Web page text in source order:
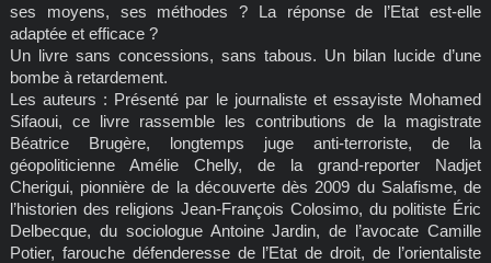
ses moyens, ses méthodes ? La réponse de l’Etat est-elle
adaptée et efficace ?
Un livre sans concessions, sans tabous. Un bilan lucide d’une
bombe à retardement.
Les auteurs : Présenté par le journaliste et essayiste Mohamed
Sifaoui, ce livre rassemble les contributions de la magistrate
Béatrice Brugère, longtemps juge anti-terroriste, de la
géopoliticienne Amélie Chelly, de la grand-reporter Nadjet
Cherigui, pionnière de la découverte dès 2009 du Salafisme, de
l’historien des religions Jean-François Colosimo, du politiste Éric
Delbecque, du sociologue Antoine Jardin, de l’avocate Camille
Potier, farouche défenderesse de l’Etat de droit, de l’orientaliste